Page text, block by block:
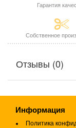
Гарантия
Собственное
Отзывы (0)
Информация
Политика